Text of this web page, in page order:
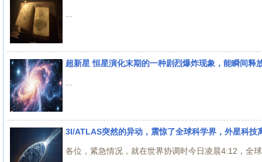
超新星 恒星演化末期的一种剧烈爆炸现象，能瞬间释
3I/ATLAS突然的异动，震惊了全球科学界，外星科技
各位，紧急情况，就在世界协调时今日凌晨4:12，全